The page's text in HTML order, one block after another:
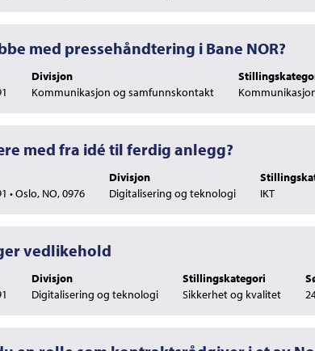
navigere
jobblisten.
fullstendige
jobben.
med pressehåndtering i Bane NOR?
Divisjon
Kommunikasjon og samfunnskontakt
med fra idé til ferdig anlegg?
• Oslo, NO, 0976
Divisjon
Digitalisering og teknologi
IKT
vedlikehold
Divisjon
Digitalisering og teknologi
Stillingskategori
Sikkerhet og kvalitet